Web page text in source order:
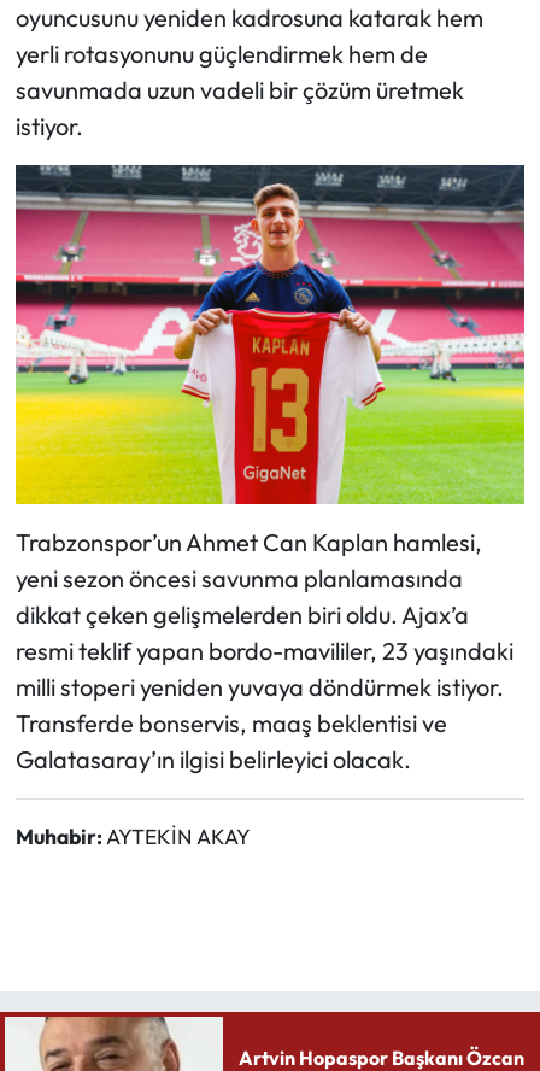
oyuncusunu yeniden kadrosuna katarak hem
yerli rotasyonunu güçlendirmek hem de
savunmada uzun vadeli bir çözüm üretmek
istiyor.
Trabzonspor’un Ahmet Can Kaplan hamlesi,
yeni sezon öncesi savunma planlamasında
dikkat çeken gelişmelerden biri oldu. Ajax’a
resmi teklif yapan bordo-mavililer, 23 yaşındaki
milli stoperi yeniden yuvaya döndürmek istiyor.
Transferde bonservis, maaş beklentisi ve
Galatasaray’ın ilgisi belirleyici olacak.
Muhabir:AYTEKİN AKAY
Artvin Hopaspor Başkanı Özcan